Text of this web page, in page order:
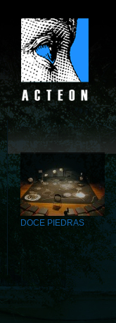
DOCE PIEDRAS